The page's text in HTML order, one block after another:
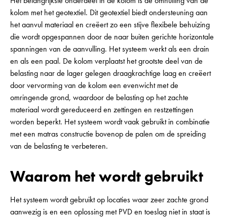
kolom met het geotextiel. Dit geotextiel biedt ondersteuning aan
het aanvul materiaal en creëert zo een stijve flexibele behuizing
die wordt opgespannen door de naar buiten gerichte horizontale
spanningen van de aanvulling. Het systeem werkt als een drain
en als een paal. De kolom verplaatst het grootste deel van de
belasting naar de lager gelegen draagkrachtige laag en creëert
door vervorming van de kolom een evenwicht met de
omringende grond, waardoor de belasting op het zachte
materiaal wordt gereduceerd en zettingen en restzettingen
worden beperkt. Het systeem wordt vaak gebruikt in combinatie
met een matras constructie bovenop de palen om de spreiding
van de belasting te verbeteren.
Waarom het wordt gebruikt
Het systeem wordt gebruikt op locaties waar zeer zachte grond
aanwezig is en een oplossing met PVD en toeslag niet in staat is